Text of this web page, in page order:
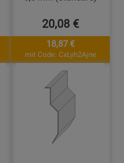
20,08 €
18,87 €
mit Code: CxLyh2Ajne